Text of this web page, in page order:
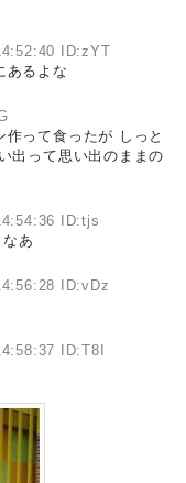
ID:zYT
あるよな
って食ったが しっと
出って思い出のままの
ID:tjs
あ
ID:vDz
ID:T8I